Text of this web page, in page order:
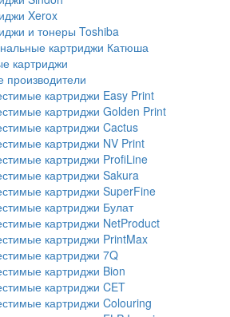
Xerox
и тонеры Toshiba
картриджи Катюша
картриджи
производители
картриджи Easy Print
картриджи Golden Print
картриджи Cactus
картриджи NV Print
картриджи ProfiLine
картриджи Sakura
картриджи SuperFine
картриджи Булат
картриджи NetProduct
картриджи PrintMax
картриджи 7Q
картриджи Bion
картриджи CET
картриджи Colouring